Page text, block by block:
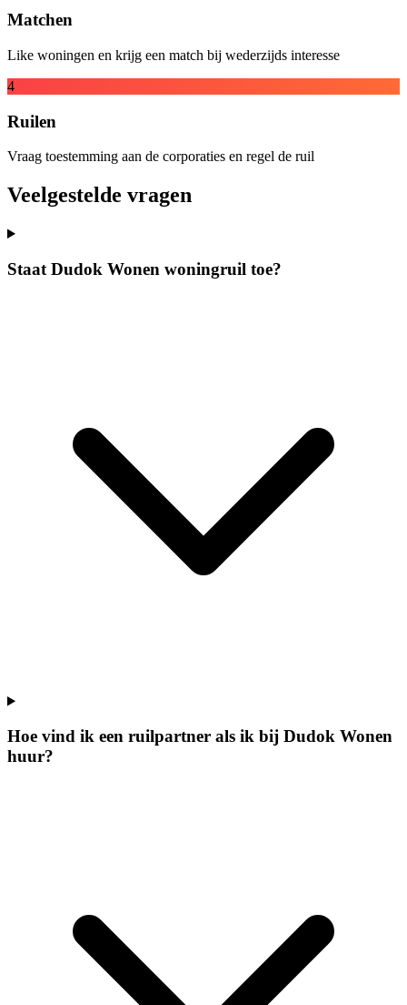
Matchen
Like woningen en krijg een match bij wederzijds interesse
4
Ruilen
Vraag toestemming aan de corporaties en regel de ruil
Veelgestelde vragen
Staat Dudok Wonen woningruil toe?
Hoe vind ik een ruilpartner als ik bij Dudok Wonen
huur?